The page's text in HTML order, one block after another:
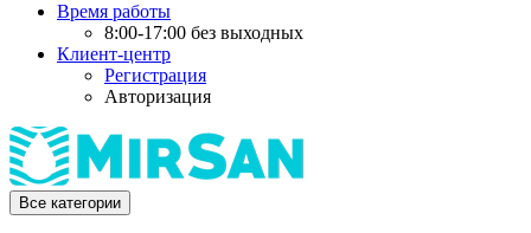
Время работы
8:00-17:00 без выходных
Клиент-центр
Регистрация
Авторизация
Все категории